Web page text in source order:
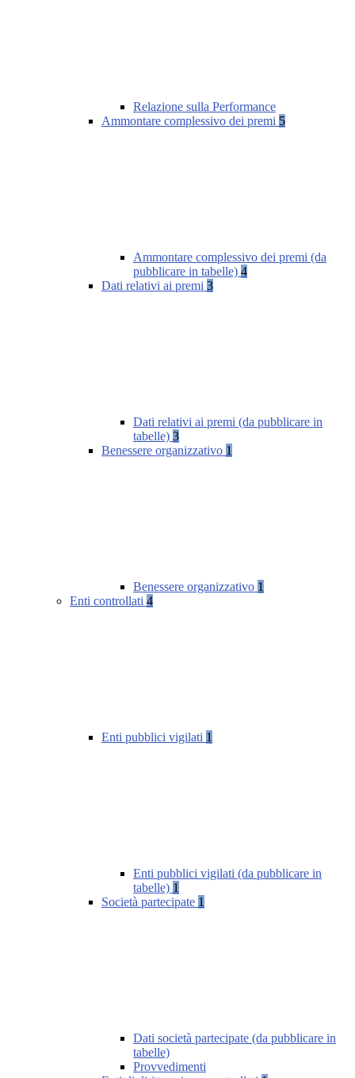
Relazione sulla Performance
Ammontare complessivo dei premi 5
Ammontare complessivo dei premi (da
pubblicare in tabelle) 4
Dati relativi ai premi 3
Dati relativi ai premi (da pubblicare in
tabelle) 3
Benessere organizzativo 1
Benessere organizzativo 1
Enti controllati 4
Enti pubblici vigilati 1
Enti pubblici vigilati (da pubblicare in
tabelle) 1
Società partecipate 1
Dati società partecipate (da pubblicare in
tabelle)
Provvedimenti